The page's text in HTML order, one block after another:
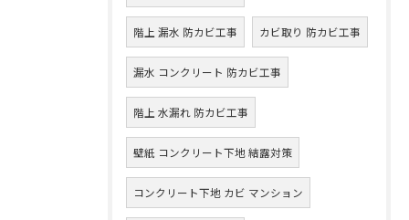
階上 漏水 防カビ工事 カビ取り 防カビ工事
漏水 コンクリート 防カビ工事
階上 水漏れ 防カビ工事
壁紙 コンクリート下地 結露対策
コンクリート下地 カビ マンション